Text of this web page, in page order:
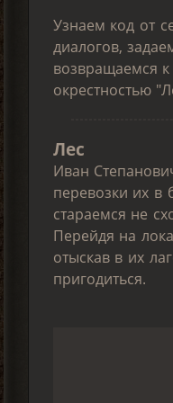
Узнаем код от
диалогов,
возвращаемся
окрестностью
Лес
Иван
перевозки их в
стараемся не
Перейдя на
отыскав в их
пригодиться.